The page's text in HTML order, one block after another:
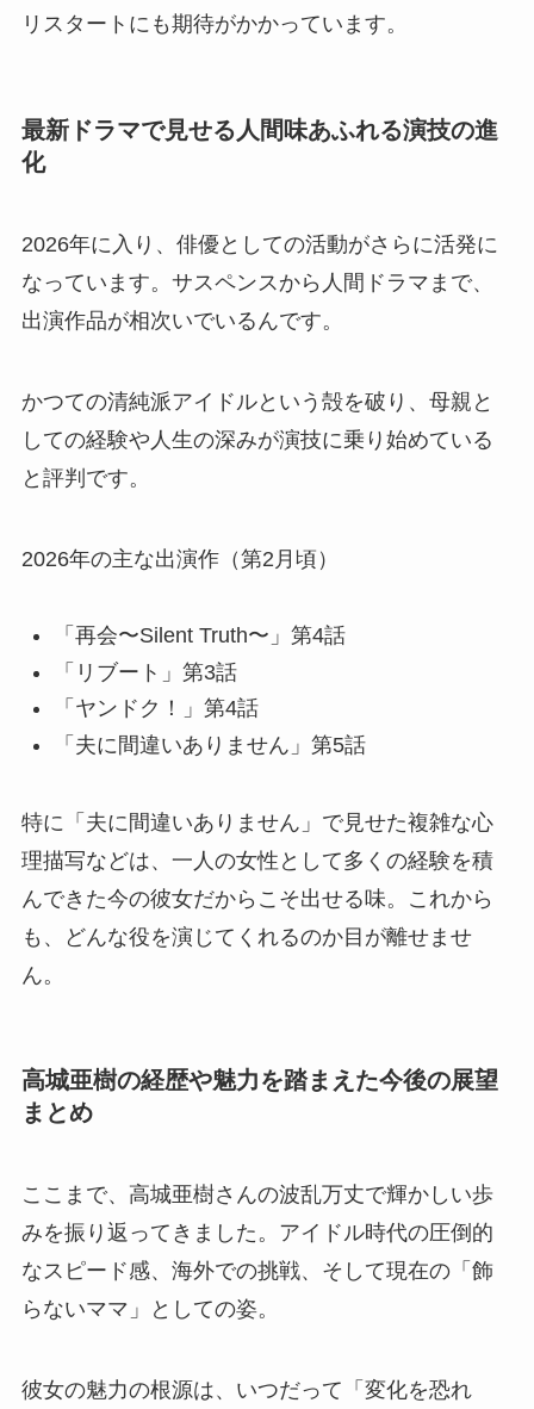
リスタートにも期待がかかっています。
最新ドラマで見せる人間味あふれる演技の進
化
2026年に入り、俳優としての活動がさらに活発に
なっています。サスペンスから人間ドラマまで、
出演作品が相次いでいるんです。
かつての清純派アイドルという殻を破り、母親と
しての経験や人生の深みが演技に乗り始めている
と評判です。
2026年の主な出演作（第2月頃）
「再会〜Silent Truth〜」第4話
「リブート」第3話
「ヤンドク！」第4話
「夫に間違いありません」第5話
特に「夫に間違いありません」で見せた複雑な心
理描写などは、一人の女性として多くの経験を積
んできた今の彼女だからこそ出せる味。これから
も、どんな役を演じてくれるのか目が離せませ
ん。
高城亜樹の経歴や魅力を踏まえた今後の展望
まとめ
ここまで、高城亜樹さんの波乱万丈で輝かしい歩
みを振り返ってきました。アイドル時代の圧倒的
なスピード感、海外での挑戦、そして現在の「飾
らないママ」としての姿。
彼女の魅力の根源は、いつだって「変化を恐れ